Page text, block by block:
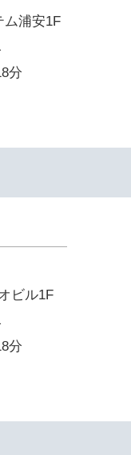
ム浦安1F
分
ビル1F
分